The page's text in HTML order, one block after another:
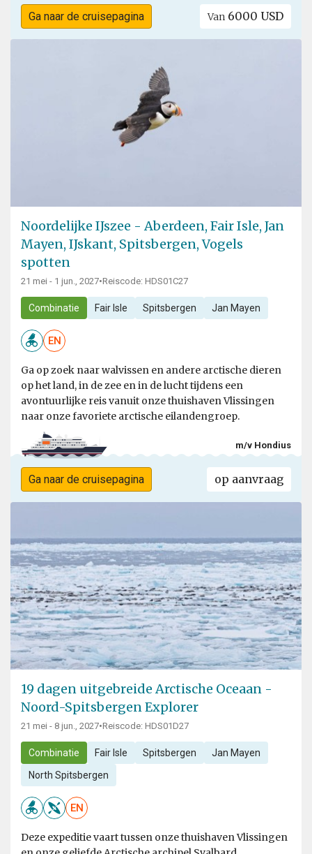
Ga naar de cruisepagina Van 6000 USD
Noordelijke IJszee - Aberdeen, Fair Isle, Jan
Mayen, IJskant, Spitsbergen, Vogels
spotten
21 mei - 1 jun., 2027•Reiscode: HDS01C27
Combinatie Fair Isle Spitsbergen Jan Mayen
EN
Ga op zoek naar walvissen en andere arctische dieren
op het land, in de zee en in de lucht tijdens een
avontuurlijke reis vanuit onze thuishaven Vlissingen
naar onze favoriete arctische eilandengroep.
m/v Hondius
Ga naar de cruisepagina op aanvraag
19 dagen uitgebreide Arctische Oceaan -
Noord-Spitsbergen Explorer
21 mei - 8 jun., 2027•Reiscode: HDS01D27
Combinatie Fair Isle Spitsbergen Jan Mayen
North Spitsbergen
EN
Deze expeditie vaart tussen onze thuishaven Vlissingen